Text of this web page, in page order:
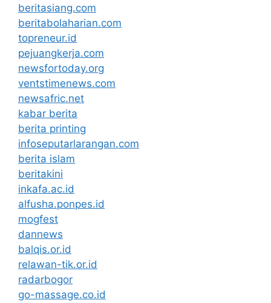
beritasiang.com
beritabolaharian.com
topreneur.id
pejuangkerja.com
newsfortoday.org
ventstimenews.com
newsafric.net
kabar berita
berita printing
infoseputarlarangan.com
berita islam
beritakini
inkafa.ac.id
alfusha.ponpes.id
mogfest
dannews
balqis.or.id
relawan-tik.or.id
radarbogor
go-massage.co.id